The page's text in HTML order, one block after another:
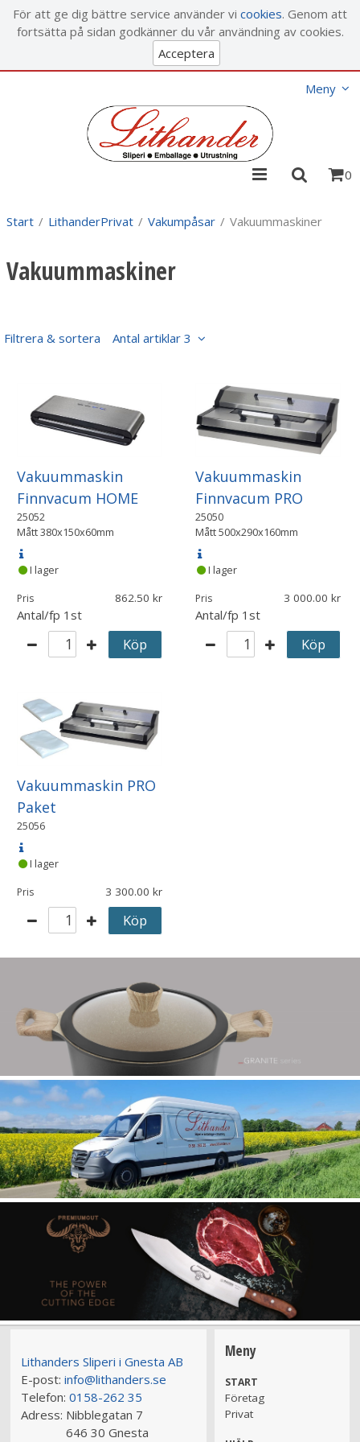
För att ge dig bättre service använder vi cookies. Genom att
fortsätta på sidan godkänner du vår användning av cookies.
Acceptera
Meny
0
Start / LithanderPrivat / Vakumpåsar / Vakuummaskiner
Vakuummaskiner
Filtrera & sortera Antal artiklar 3
Vakuummaskin
Finnvacum HOME
25052
Mått380x150x60mm
I lager
Pris 862.50
Antal/fp 1st
Köp
Vakuummaskin
Finnvacum PRO
25050
Mått500x290x160mm
I lager
Pris 3 000.00
Antal/fp 1st
Köp
Vakuummaskin PRO
Paket
25056
I lager
Pris 3 300.00
Köp
Lithanders Sliperi i Gnesta AB
E-post: info@lithanders.se
Telefon: 0158-262 35
Adress: Nibblegatan 7
646 30 Gnesta
Meny
START
Företag
Privat
Visa varukorgen Till kassan